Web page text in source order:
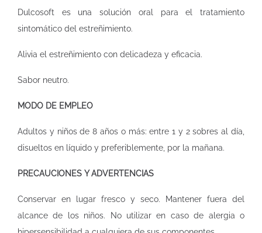
Dulcosoft es una solución oral para el tratamiento
sintomático del estreñimiento.
Alivia el estreñimiento con delicadeza y eficacia.
Sabor neutro.
MODO DE EMPLEO
Adultos y niños de 8 años o más: entre 1 y 2 sobres al día,
disueltos en líquido y preferiblemente, por la mañana.
PRECAUCIONES Y ADVERTENCIAS
Conservar en lugar fresco y seco. Mantener fuera del
alcance de los niños. No utilizar en caso de alergia o